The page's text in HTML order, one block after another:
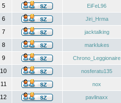
5
EiFeL96
6
Jiri_Hrma
7
jacktalking
8
marklukes
9
Chrono_Leggionaire
10
nosferatu135
11
nox
12
pavlinaxx